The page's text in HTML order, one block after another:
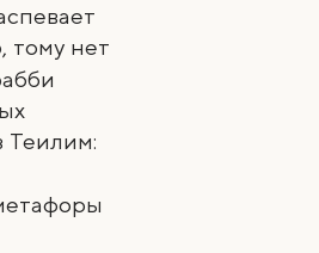
тому нет
Теилим: